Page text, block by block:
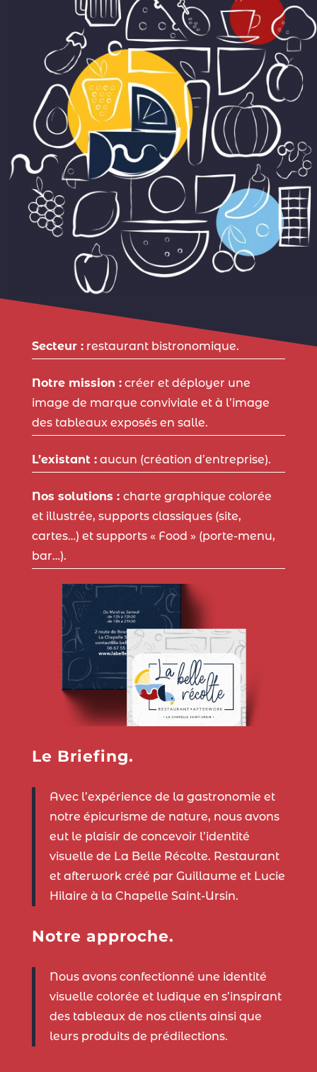
Secteur : restaurant bistronomique.
Notre mission : créer et déployer une
image de marque conviviale et à l’image
des tableaux exposés en salle.
L’existant : aucun (création d’entreprise).
Nos solutions : charte graphique colorée
et illustrée, supports classiques (site,
cartes…) et supports « Food » (porte-menu,
bar…).
Le Briefing.
Avec l’expérience de la gastronomie et
notre épicurisme de nature, nous avons
eut le plaisir de concevoir l’identité
visuelle de La Belle Récolte. Restaurant
et afterwork créé par Guillaume et Lucie
Hilaire à la Chapelle Saint-Ursin.
Notre approche.
Nous avons confectionné une identité
visuelle colorée et ludique en s’inspirant
des tableaux de nos clients ainsi que
leurs produits de prédilections.